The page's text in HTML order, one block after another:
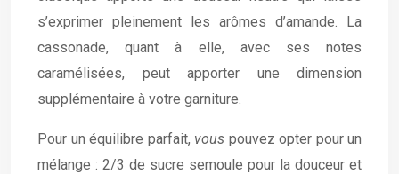
s’exprimer pleinement les arômes d’amande. La
cassonade, quant à elle, avec ses notes
caramélisées, peut apporter une dimension
supplémentaire à votre garniture.
Pour un équilibre parfait, vous pouvez opter pour un
mélange : 2/3 de sucre semoule pour la douceur et